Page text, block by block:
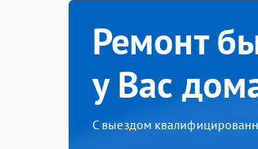
Ремонт
у Вас
С выездом